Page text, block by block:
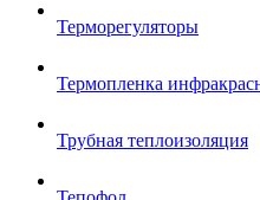
Терморегуляторы
Термопленка
Трубная теплоизоляция